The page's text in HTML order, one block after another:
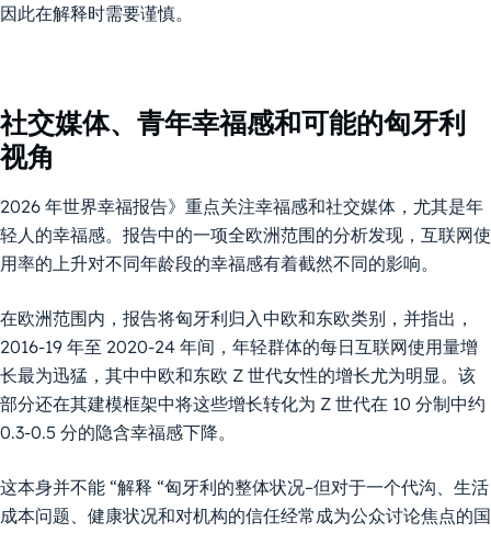
因此在解释时需要谨慎。
社交媒体、青年幸福感和可能的匈牙利
视角
2026 年世界幸福报告》重点关注幸福感和社交媒体，尤其是年
轻人的幸福感。报告中的一项全欧洲范围的分析发现，互联网使
用率的上升对不同年龄段的幸福感有着截然不同的影响。
在欧洲范围内，报告将匈牙利归入中欧和东欧类别，并指出，
2016-19 年至 2020-24 年间，年轻群体的每日互联网使用量增
长最为迅猛，其中中欧和东欧 Z 世代女性的增长尤为明显。该
部分还在其建模框架中将这些增长转化为 Z 世代在 10 分制中约
0.3-0.5 分的隐含幸福感下降。
这本身并不能 “解释 “匈牙利的整体状况–但对于一个代沟、生活
成本问题、健康状况和对机构的信任经常成为公众讨论焦点的国